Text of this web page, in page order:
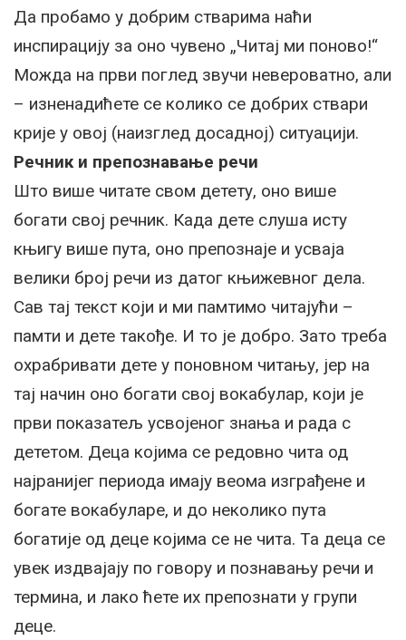
Да пробамо у добрим стварима наћи
инспирацију за оно чувено „Читај ми поново!“
Можда на први поглед звучи невероватно, али
– изненадићете се колико се добрих ствари
крије у овој (наизглед досадној) ситуацији.
Речник и препознавање речи
Што више читате свом детету, оно више
богати свој речник. Када дете слуша исту
књигу више пута, оно препознаје и усваја
велики број речи из датог књижевног дела.
Сав тај текст који и ми памтимо читајући –
памти и дете такође. И то је добро. Зато треба
охрабривати дете у поновном читању, јер на
тај начин оно богати свој вокабулар, који је
први показатељ усвојеног знања и рада с
дететом. Деца којима се редовно чита од
најранијег периода имају веома изграђене и
богате вокабуларе, и до неколико пута
богатије од деце којима се не чита. Та деца се
увек издвајају по говору и познавању речи и
термина, и лако ћете их препознати у групи
деце.